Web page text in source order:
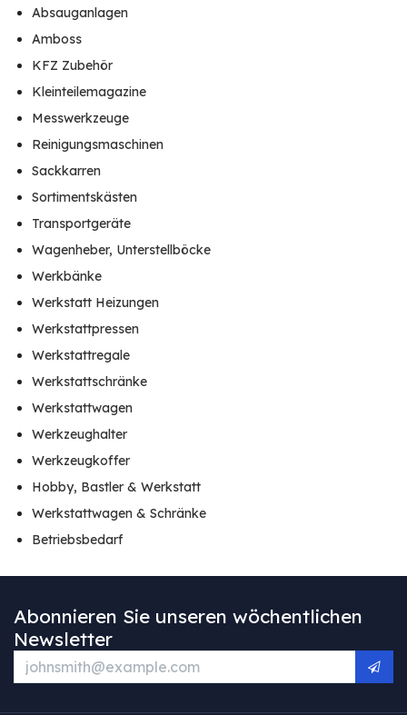
Absauganlagen
Amboss
KFZ Zubehör
Kleinteilemagazine
Messwerkzeuge
Reinigungsmaschinen
Sackkarren
Sortimentskästen
Transportgeräte
Wagenheber, Unterstellböcke
Werkbänke
Werkstatt Heizungen
Werkstattpressen
Werkstattregale
Werkstattschränke
Werkstattwagen
Werkzeughalter
Werkzeugkoffer
Hobby, Bastler & Werkstatt
Werkstattwagen & Schränke
Betriebsbedarf
Abonnieren Sie unseren wöchentlichen
Newsletter